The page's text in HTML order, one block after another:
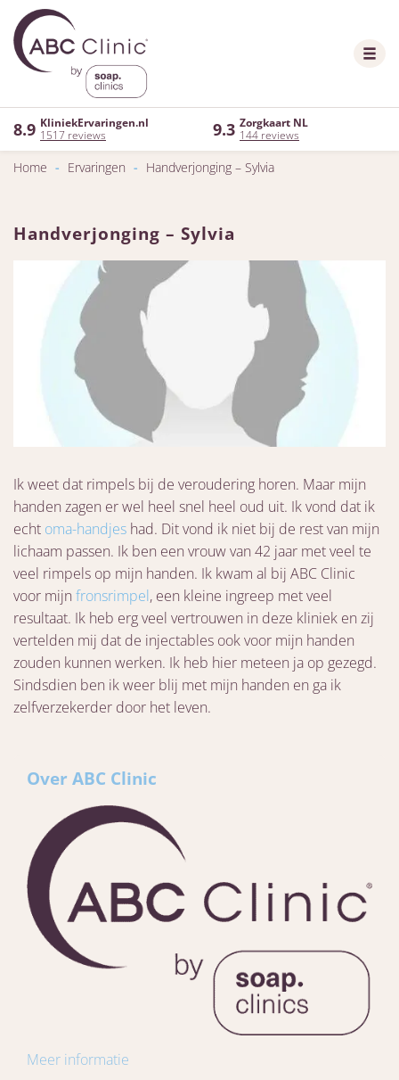
8.9 KliniekErvaringen.nl
1517 reviews
9.3 Zorgkaart NL
144 reviews
Home - Ervaringen - Handverjonging – Sylvia
Handverjonging – Sylvia
Ik weet dat rimpels bij de veroudering horen. Maar mijn
handen zagen er wel heel snel heel oud uit. Ik vond dat ik
echt oma-handjes had. Dit vond ik niet bij de rest van mijn
lichaam passen. Ik ben een vrouw van 42 jaar met veel te
veel rimpels op mijn handen. Ik kwam al bij ABC Clinic
voor mijn fronsrimpel, een kleine ingreep met veel
resultaat. Ik heb erg veel vertrouwen in deze kliniek en zij
vertelden mij dat de injectables ook voor mijn handen
zouden kunnen werken. Ik heb hier meteen ja op gezegd.
Sindsdien ben ik weer blij met mijn handen en ga ik
zelfverzekerder door het leven.
Over ABC Clinic
Meer informatie